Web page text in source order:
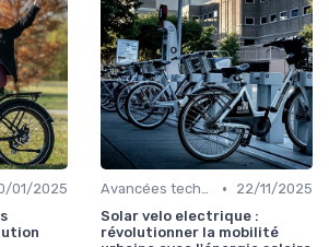
01/2025
Avancées technologiques en e-bike •
22/11/2025
Solar velo electrique :
révolutionner la mobilité